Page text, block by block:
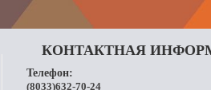
КОНТАКТНАЯ
Телефон:
(8033)632-70-24